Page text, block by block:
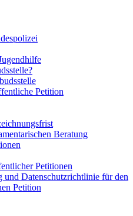
Petition
Beratung
Petitionen
und Datenschutzrichtlinie für den
Petition